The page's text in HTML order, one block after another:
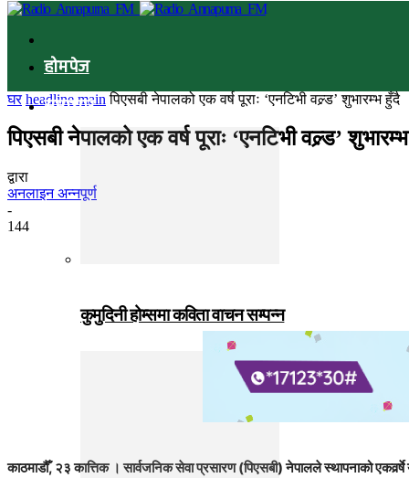
होमपेज
समाचार
कुमुदिनी होम्समा कविता वाचन सम्पन्न
घर headline main पिएसबी नेपालको एक वर्ष पूराः ‘एनटिभी वल्र्ड’ शुभारम्भ हुँदै
पिएसबी नेपालको एक वर्ष पूराः ‘एनटिभी वल्र्ड’
द्वारा
अनलाइन अन्नपूर्ण
-
144
काठमाडौँ, २३ कात्तिक । सार्वजनिक सेवा प्रसारण (पिएसबी) नेपालले स्थापनाको